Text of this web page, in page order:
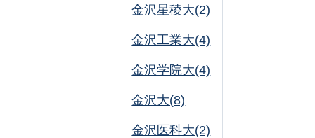
金沢星稜大(2)
金沢工業大(4)
金沢学院大(4)
金沢大(8)
金沢医科大(2)